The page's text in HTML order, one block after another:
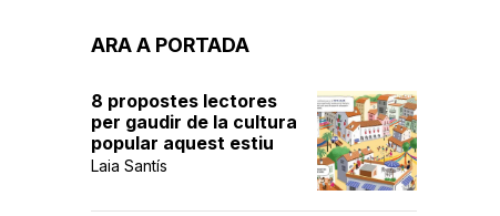
ARA A PORTADA
8 propostes lectores
per gaudir de la cultura
popular aquest estiu
Laia Santís